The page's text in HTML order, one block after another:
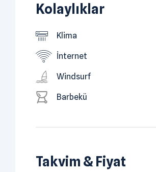
Kolaylıklar
Klima
İnternet
Windsurf
Barbekü
Takvim & Fiyat